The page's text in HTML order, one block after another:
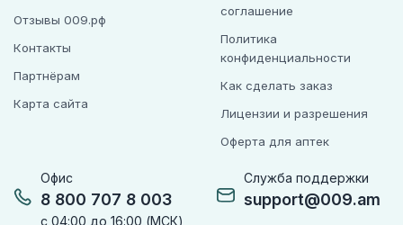
Офис
8 800 707 8 003
с 04:00 до 16:00 (МСК)
Служба поддержки
support@009.am
Отзывы 009.рф
Контакты
Партнёрам
Карта сайта
соглашение
Политика
конфиденциальности
Как сделать заказ
Лицензии и разрешения
Оферта для аптек